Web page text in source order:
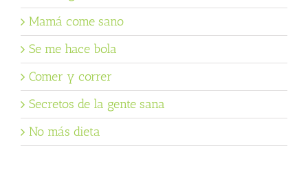
Mamá come sano
Se me hace bola
Comer y correr
Secretos de la gente sana
No más dieta